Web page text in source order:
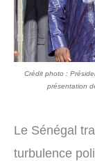
Crédit photo :
présentation
Le Sénégal
turbulence